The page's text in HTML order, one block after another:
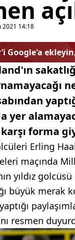
2021 14:18
Google'a
yer
forma
Erling
maçında
yıldız
büyük merak
resmen